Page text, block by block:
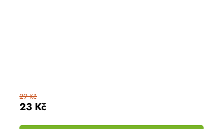
23 Kč
29 Kč